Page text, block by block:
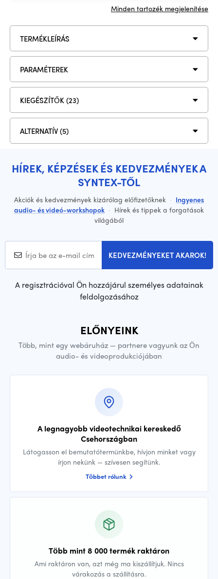
Minden tartozék megjelenítése
TERMÉKLEÍRÁS
PARAMÉTEREK
KIEGÉSZÍTŐK (23)
ALTERNATÍV (5)
HÍREK, KÉPZÉSEK ÉS KEDVEZMÉNYEK A
SYNTEX-TŐL
Akciók és kedvezmények kizárólag előfizetőknek · Ingyenes
audio- és videó-workshopok · Hírek és tippek a forgatások
világából
KEDVEZMÉNYEKET AKAROK!
A regisztrációval Ön hozzájárul személyes adatainak
feldolgozásához
ELŐNYEINK
Több, mint egy webáruház — partnere vagyunk az Ön
audio- és videoprodukciójában
A legnagyobb videotechnikai kereskedő
Csehországban
Látogasson el bemutatótermünkbe, hívjon minket vagy
írjon nekünk — szívesen segítünk.
Többet rólunk
Több mint 8 000 termék raktáron
Ami raktáron van, azt még ma kiszállítjuk. Nincs
várakozás a szállításra.